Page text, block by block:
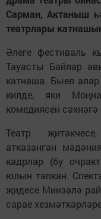
Сарман, Актаныш
театрлары
Әлеге фестиваль
Тауасты Байлар
катнаша. Быел
килде, яки
комедиясен
Театр
атказанган
кадрлар (бу
юлын тапкан.
җидесе Минзәлә
сарае